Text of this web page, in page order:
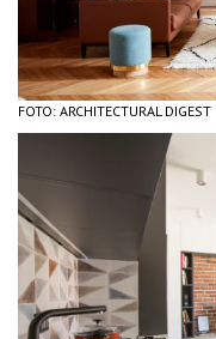
FOTO: ARCHITECTURAL DIGEST